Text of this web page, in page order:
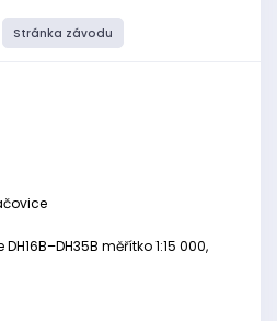
Stránka závodu
měřítko 1:15 000,